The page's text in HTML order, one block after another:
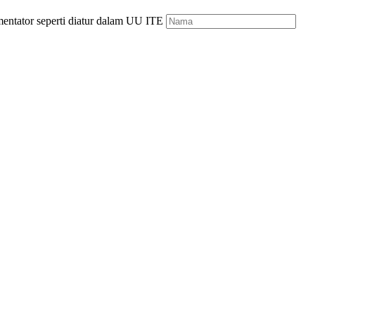
seperti diatur dalam UU ITE